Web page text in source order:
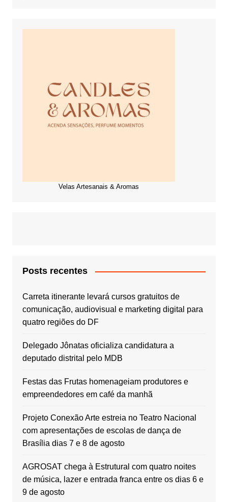
Velas Artesanais & Aromas
Posts recentes
Carreta itinerante levará cursos gratuitos de
comunicação, audiovisual e marketing digital para
quatro regiões do DF
Delegado Jônatas oficializa candidatura a
deputado distrital pelo MDB
Festas das Frutas homenageiam produtores e
empreendedores em café da manhã
Projeto Conexão Arte estreia no Teatro Nacional
com apresentações de escolas de dança de
Brasília dias 7 e 8 de agosto
AGROSAT chega à Estrutural com quatro noites
de música, lazer e entrada franca entre os dias 6 e
9 de agosto